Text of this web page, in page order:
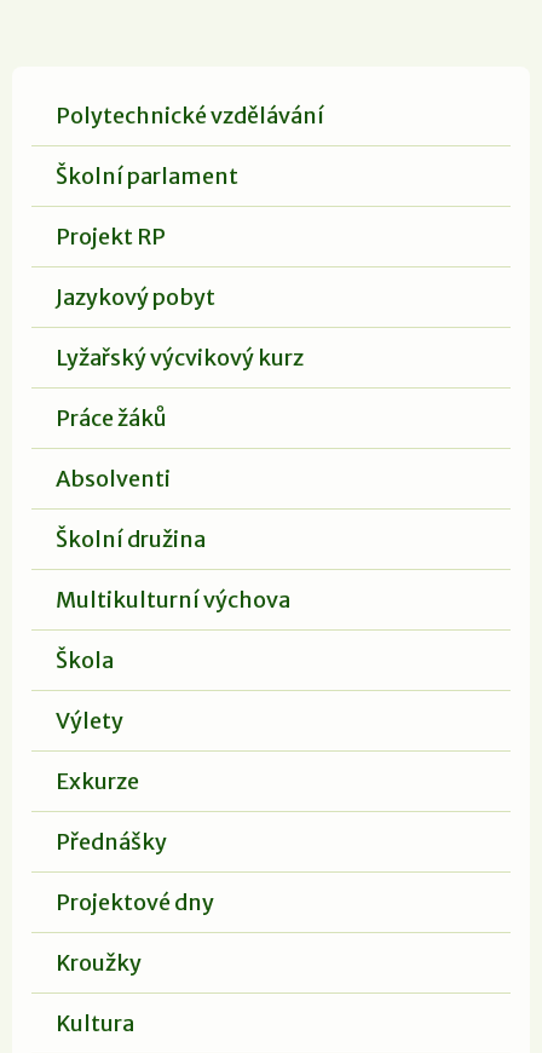
Polytechnické vzdělávání
Školní parlament
Projekt RP
Jazykový pobyt
Lyžařský výcvikový kurz
Práce žáků
Absolventi
Školní družina
Multikulturní výchova
Škola
Výlety
Exkurze
Přednášky
Projektové dny
Kroužky
Kultura